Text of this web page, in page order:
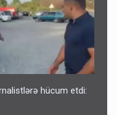
hücum etdi: